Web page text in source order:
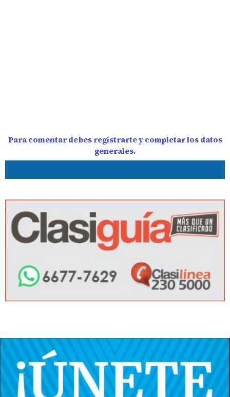
Para comentar debes registrarte y completar los datos
generales.